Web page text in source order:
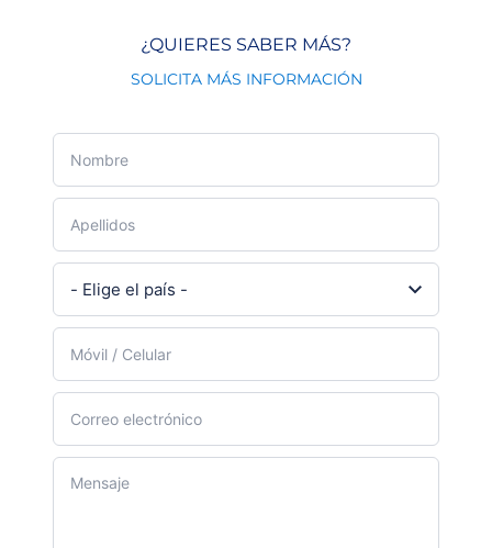
¿QUIERES SABER MÁS?
SOLICITA MÁS INFORMACIÓN